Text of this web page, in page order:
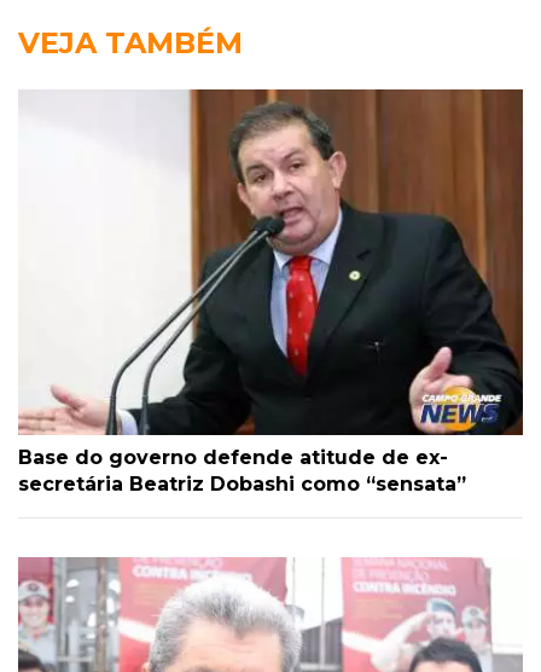
VEJA TAMBÉM
Base do governo defende atitude de ex-
secretária Beatriz Dobashi como “sensata”